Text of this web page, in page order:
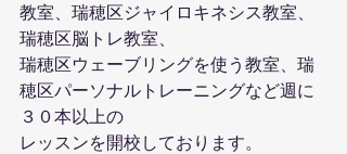
教室、瑞穂区ジャイロキネシス教室、
瑞穂区脳トレ教室、
瑞穂区ウェーブリングを使う教室、瑞
穂区パーソナルトレーニングなど週に
３０本以上の
レッスンを開校しております。